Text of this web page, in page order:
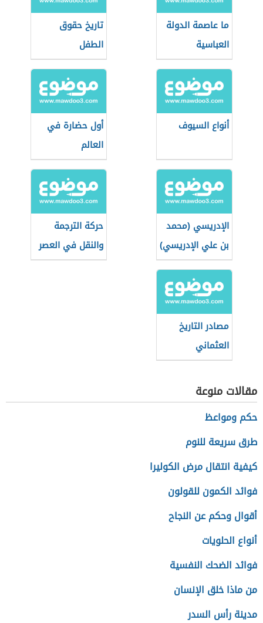
ما عاصمة الدولة
العباسية
تاريخ حقوق
الطفل
أنواع السيوف
أول حضارة في
العالم
الإدريسي (محمد
بن علي الإدريسي)
حركة الترجمة
والنقل في العصر
العباسي الأول
مصادر التاريخ
العثماني
مقالات منوعة
حكم ومواعظ
طرق سريعة للنوم
كيفية انتقال مرض الكوليرا
فوائد الكمون للقولون
أقوال وحكم عن النجاح
أنواع الحلويات
فوائد الضحك النفسية
من ماذا خلق الإنسان
مدينة رأس السدر